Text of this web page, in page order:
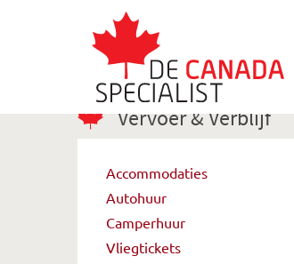
Vervoer & Verblijf
Accommodaties
Autohuur
Camperhuur
Vliegtickets